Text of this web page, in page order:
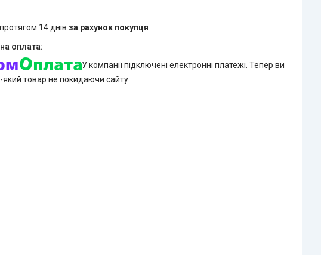
14 днів за рахунок покупця
У компанії підключені електронні платежі. Тепер ви
товар не покидаючи сайту.